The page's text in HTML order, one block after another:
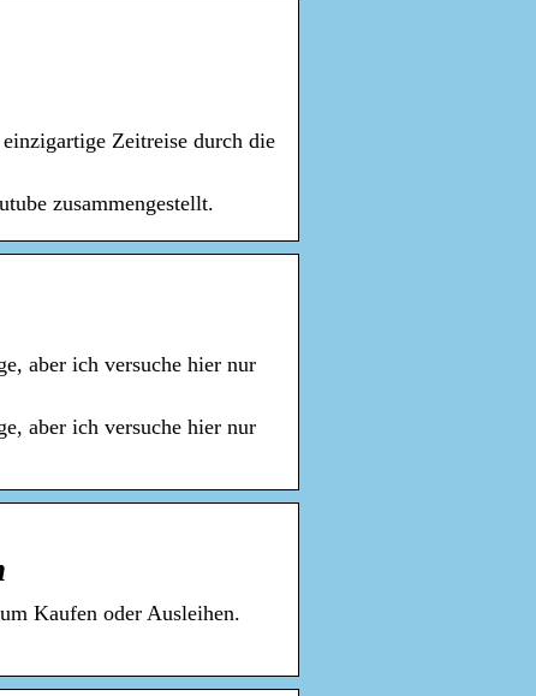
Zeitreise durch die
zusammengestellt.
aber ich versuche hier nur
aber ich versuche hier nur
Kaufen oder Ausleihen.